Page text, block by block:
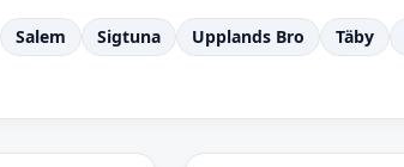
Salem Sigtuna Upplands Bro Täby